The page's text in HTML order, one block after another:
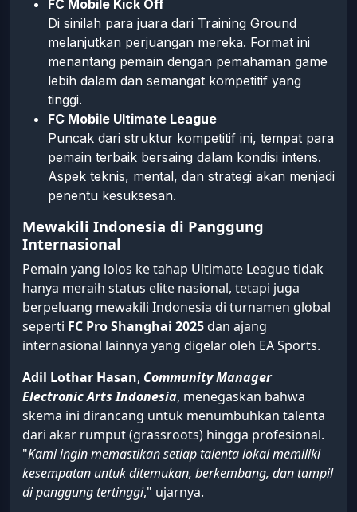
FC Mobile Kick Off
Di sinilah para juara dari Training Ground
melanjutkan perjuangan mereka. Format ini
menantang pemain dengan pemahaman game
lebih dalam dan semangat kompetitif yang
tinggi.
FC Mobile Ultimate League
Puncak dari struktur kompetitif ini, tempat para
pemain terbaik bersaing dalam kondisi intens.
Aspek teknis, mental, dan strategi akan menjadi
penentu kesuksesan.
Mewakili Indonesia di Panggung
Internasional
Pemain yang lolos ke tahap Ultimate League tidak
hanya meraih status elite nasional, tetapi juga
berpeluang mewakili Indonesia di turnamen global
seperti FC Pro Shanghai 2025dan ajang
internasional lainnya yang digelar oleh EA Sports.
Adil Lothar Hasan, Community Manager
Electronic Arts Indonesia, menegaskan bahwa
skema ini dirancang untuk menumbuhkan talenta
dari akar rumput (grassroots) hingga profesional.
"Kami ingin memastikan setiap talenta lokal memiliki
kesempatan untuk ditemukan, berkembang, dan tampil
di panggung tertinggi," ujarnya.